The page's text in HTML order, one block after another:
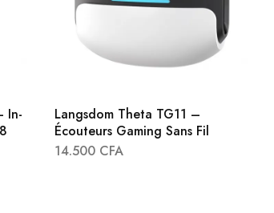
In-
Langsdom Theta TG11 –
Écouteurs Gaming Sans Fil
14.500 CFA